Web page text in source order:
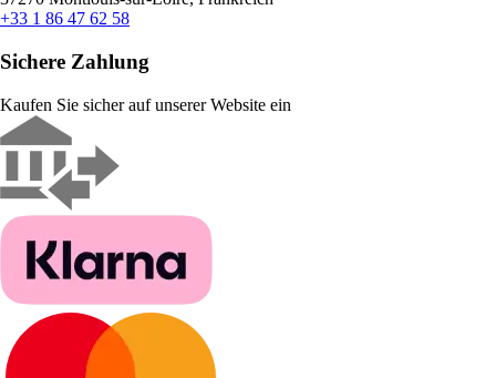
+33 1 86 47 62 58
Sichere Zahlung
Kaufen Sie sicher auf unserer Website ein